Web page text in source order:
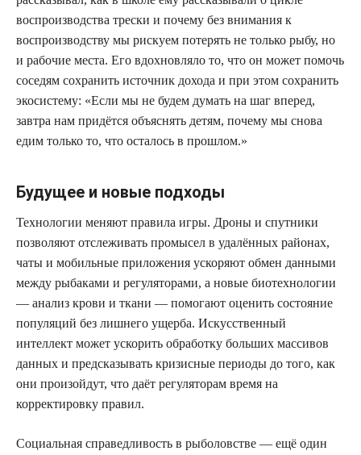
воспроизводства трески и почему без внимания к
воспроизводству мы рискуем потерять не только рыбу, но
и рабочие места. Его вдохновляло то, что он может помочь
соседям сохранить источник дохода и при этом сохранить
экосистему: «Если мы не будем думать на шаг вперед,
завтра нам придётся объяснять детям, почему мы снова
едим только то, что осталось в прошлом.»
Будущее и новые подходы
Технологии меняют правила игры. Дроны и спутники
позволяют отслеживать промысел в удалённых районах,
чаты и мобильные приложения ускоряют обмен данными
между рыбаками и регуляторами, а новые биотехнологии
— анализ крови и ткани — помогают оценить состояние
популяций без лишнего ущерба. Искусственный
интеллект может ускорить обработку больших массивов
данных и предсказывать кризисные периоды до того, как
они произойдут, что даёт регуляторам время на
корректировку правил.
Социальная справедливость в рыболовстве — ещё один